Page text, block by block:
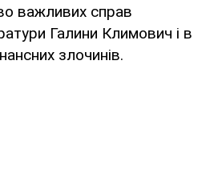
важливих справ
Галини Климович і в
злочинів.